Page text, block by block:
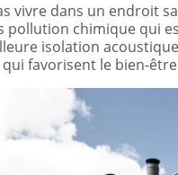
vivre dans un endroit
pollution chimique qui
isolation
favorisent le bien-